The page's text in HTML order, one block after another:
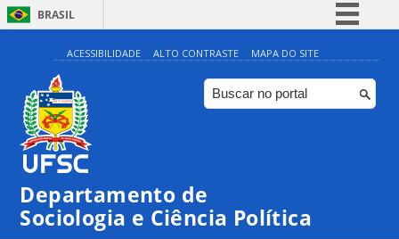
BRASIL
Simplifique!
Comunica BR
Participe
ACESSIBILIDADE ALTO CONTRASTE MAPA DO SITE
Departamento de
Sociologia e Ciência Política